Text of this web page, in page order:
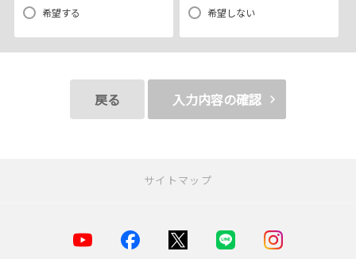
以外の環境によって発生した情報の不備や
なお、不具合の生じたデータについてはお客様にお断り無く削除させて
希望する 希望しない
戻る 入力内容の確認
サイトマップ